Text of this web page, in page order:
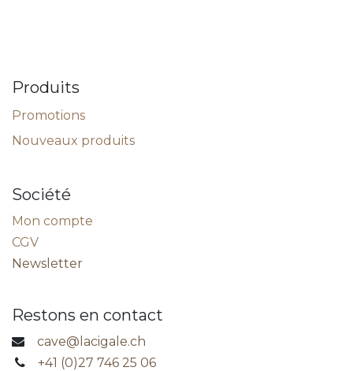
Produits
Promotions
Nouveaux produits
Société
Mon compte
CGV
Newsletter
Restons en contact
cave@lacigale.ch
+41 (0)27 746 25 06